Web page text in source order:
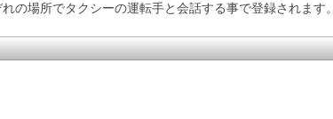
の場所でタクシーの運転手と会話する事で登録されます。